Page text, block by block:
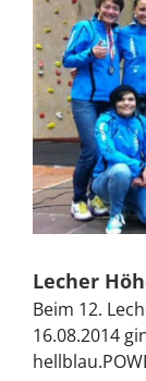
Lecher
Beim 12.
16.08.2014